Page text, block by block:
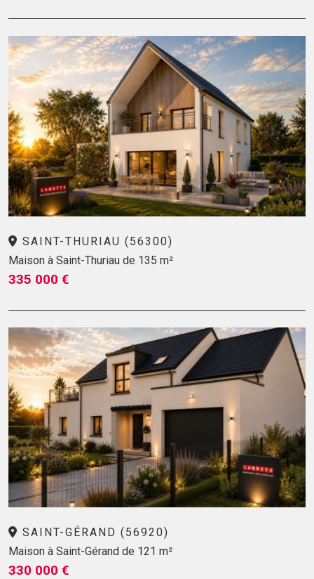
SAINT-THURIAU (56300)
Maison à Saint-Thuriau de 135 m²
335 000 €
SAINT-GÉRAND (56920)
Maison à Saint-Gérand de 121 m²
330 000 €